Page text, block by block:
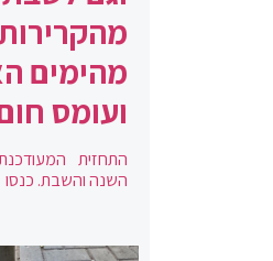
מהימים
ועומס
התחזית
השנה והשבת. כנסו